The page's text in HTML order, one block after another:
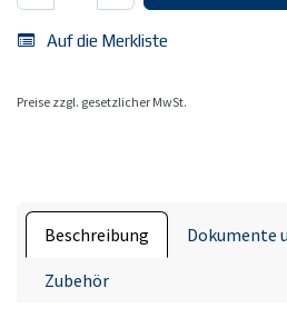
Auf die Merkliste
Preise zzgl. gesetzlicher MwSt.
Beschreibung Dokumente
Zubehör